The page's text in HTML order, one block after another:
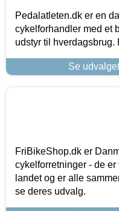
Pedalatleten.dk er en
cykelforhandler med et
udstyr til hverdagsbrug.
Se
FriBikeShop.dk er
cykelforretninger - de
landet og er alle
se deres udvalg.